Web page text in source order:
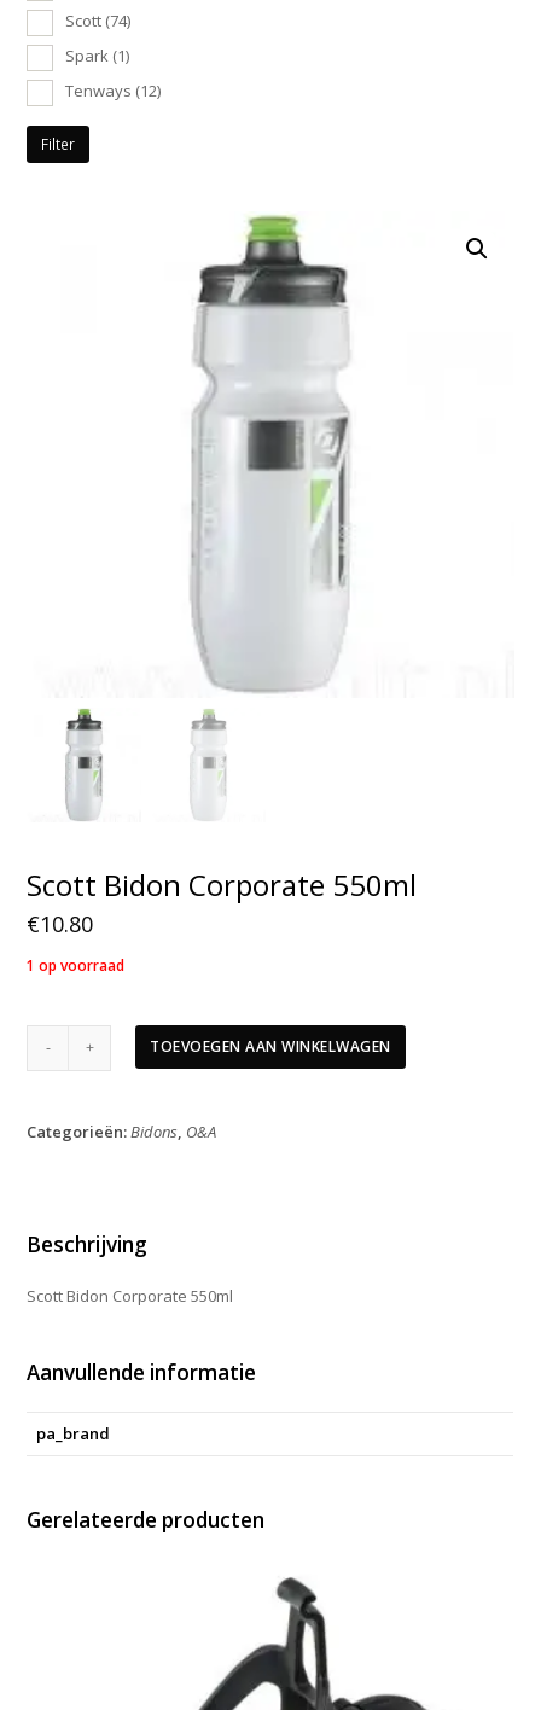
Scott (74)
Spark (1)
Tenways (12)
Filter
Scott Bidon Corporate 550ml
€10.80
1 op voorraad
aantal
TOEVOEGEN AAN WINKELWAGEN
Categorieën:Bidons, O&A
Beschrijving
Scott Bidon Corporate 550ml
Aanvullende informatie
pa_brand
Gerelateerde producten